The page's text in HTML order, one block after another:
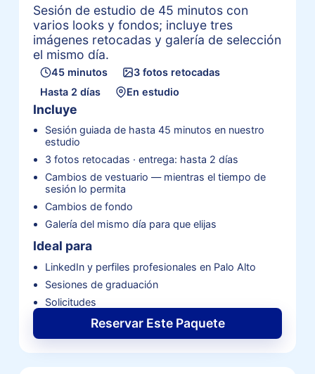
Sesión de estudio de 45 minutos con
varios looks y fondos; incluye tres
imágenes retocadas y galería de selección
el mismo día.
45 minutos
3 fotos retocadas
Hasta 2 días
En estudio
Incluye
Sesión guiada de hasta 45 minutos en nuestro
estudio
3 fotos retocadas · entrega: hasta 2 días
Cambios de vestuario — mientras el tiempo de
sesión lo permita
Cambios de fondo
Galería del mismo día para que elijas
Ideal para
LinkedIn y perfiles profesionales en Palo Alto
Sesiones de graduación
Solicitudes
Reservar Este Paquete